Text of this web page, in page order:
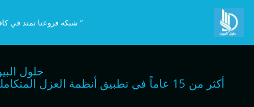
تخطي
المحتوى
” شبكه فروعنا تمتد في
حلول
أكثر من 15 عاماً في تطبيق أنظمة العزل